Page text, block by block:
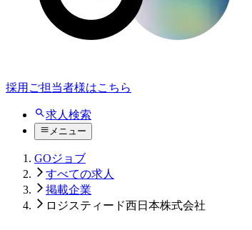
採用ご担当者様はこちら
求人検索
メニュー
GOジョブ
すべての求人
掲載企業
ロジスティード西日本株式会社